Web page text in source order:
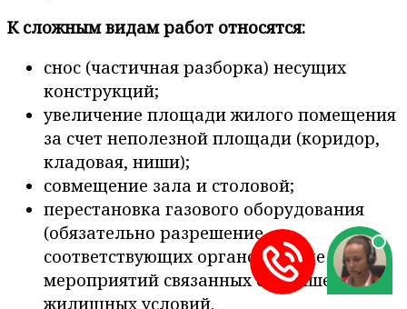
К сложным видам работ относятся:
снос (частичная разборка) несущих
конструкций;
увеличение площади жилого помещения
за счет неполезной площади (коридор,
кладовая, ниши);
совмещение зала и столовой;
перестановка газового оборудования
(обязательно разрешение
соответствующих органов);и еще ряд
мероприятий связанных с улучшением
жилищных условий.